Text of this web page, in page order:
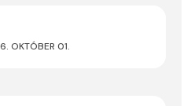
OKTÓBER 01.